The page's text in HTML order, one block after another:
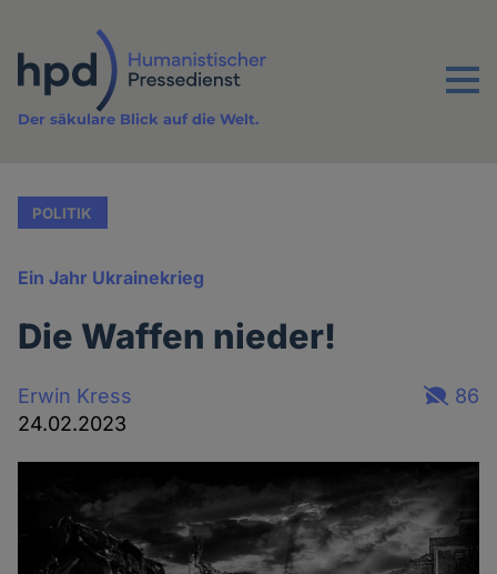
Inhalt
Menu
Der säkulare Blick auf die Welt.
POLITIK
Ein Jahr Ukrainekrieg
Die Waffen nieder!
Erwin Kress
24.02.2023
86